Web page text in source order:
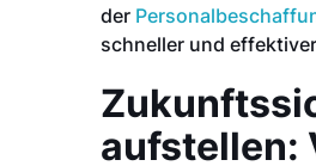
der
schneller und
aufstellen: